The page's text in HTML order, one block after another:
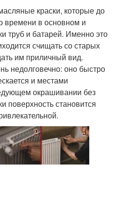
краски, которые до
времени в основном и
труб и батарей. Именно это
счищать со старых
им приличный вид.
недолговечно: оно быстро
и местами
окрашивании без
поверхность становится